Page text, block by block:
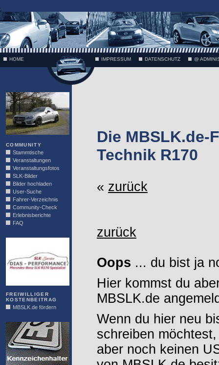
;
HOME IMPRESSUM DATENSCHUTZ @
COMMUNITY
Stammtische
Veranstaltungen
Veranstaltungsfotos
SLK-Bilder
Bilder hochladen
User-Suche
Fahrer-Verzeichnis
Community-Check
Erlebnisberichte
FAQ
FREIWILLIGER
KOSTENBEITRAG
MBSLK.de fördern
Die MBSLK.de-
Technik R170
« zurück
zurück
Oops ... du bist ja
Hier kommst du
MBSLK.de
Wenn du hier neu
schreiben möchtest,
aber noch keinen